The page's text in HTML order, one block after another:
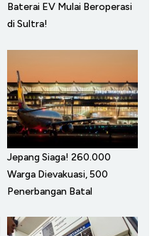
Baterai EV Mulai Beroperasi
di Sultra!
Jepang Siaga! 260.000
Warga Dievakuasi, 500
Penerbangan Batal